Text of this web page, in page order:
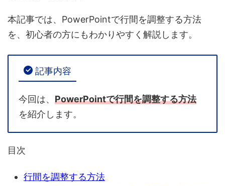
本記事では、PowerPointで行間を調整する方法
を、初心者の方にもわかりやすく解説します。
記事内容
今回は、 PowerPointで行間を調整する方法
を紹介します。
目次
行間を調整する方法